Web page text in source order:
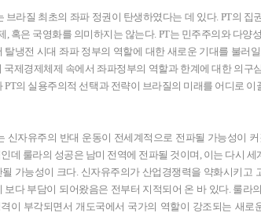
브라질 최초의 좌파 정권이 탄생하였다는 데 있다. PT의 집
, 혹은 국영화를 의미하지는 않는다. PT는 민주주의와 다양
탈냉전 시대 좌파 정부의 역할에 대한 새로운 기대를 불러
제경제체제 속에서 좌파정부의 역할과 한계에 대한 의구
PT의 실용주의적 선택과 전략이 브라질의 미래를 어디로
신자유주의 반대 운동이 전세계적으로 전파될 가능성이
데 룰라의 성공은 남미 전역에 전파될 것이며, 이는 다시
가능성이 크다. 신자유주의가 산업경쟁력을 약화시키고
보다 부담이 되어왔음은 전부터 지적되어 온 바 있다. 룰라
이 부각되면서 개도국에서 국가의 역할이 강조되는 새로